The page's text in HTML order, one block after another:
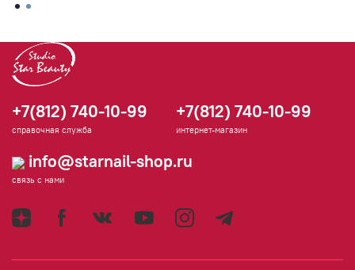
+7(812) 740-10-99
справочная служба
+7(812) 740-10-99
интернет-магазин
info@starnail-shop.ru
связь с нами